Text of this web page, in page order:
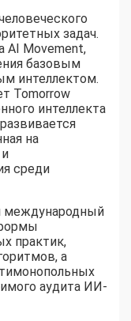
задач.
AI Movement,
базовым
интеллектом.
Tomorrow
интеллекта
на
среди
международный
практик,
а
аудита ИИ-